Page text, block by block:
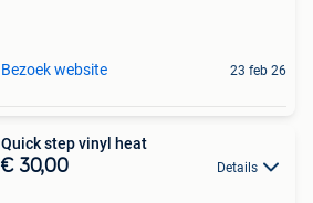
Bezoek website 23 feb 26
Quick step vinyl heat
€ 30,00 Details